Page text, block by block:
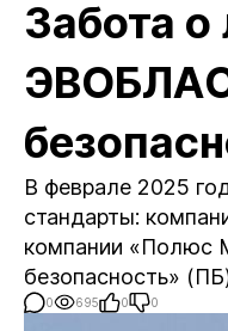
Забота о
В феврале 2025
стандарты:
компании «Полюс
безопасность»
0 695 0 0